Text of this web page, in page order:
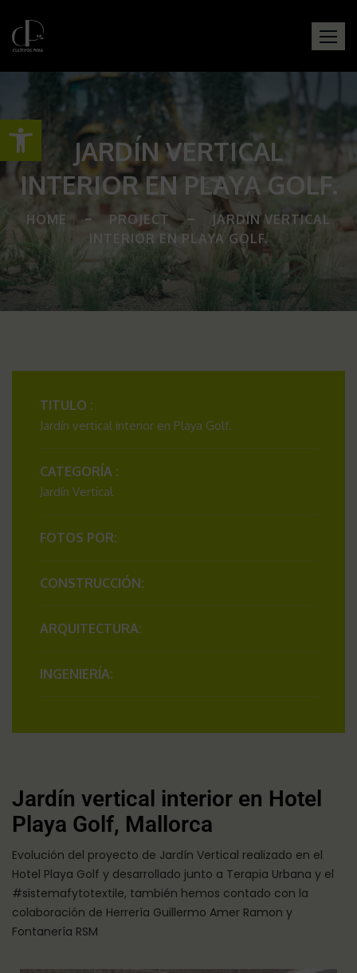
Abrir barra de herramientas
JARDÍN VERTICAL
INTERIOR EN PLAYA GOLF.
HOME PROJECT
JARDÍN VERTICAL
INTERIOR EN PLAYA GOLF.
TITULO :
Jardín vertical interior en Playa Golf.
CATEGORÍA :
Jardín Vertical
FOTOS POR:
CONSTRUCCIÓN:
ARQUITECTURA:
INGENIERÍA:
Jardín vertical interior en Hotel
Playa Golf, Mallorca
Evolución del proyecto de Jardín Vertical realizado en el
Hotel Playa Golf y desarrollado junto a Terapia Urbana y el
#sistemafytotextile, también hemos contado con la
colaboración de Herrería Guillermo Amer Ramon y
Fontanería RSM